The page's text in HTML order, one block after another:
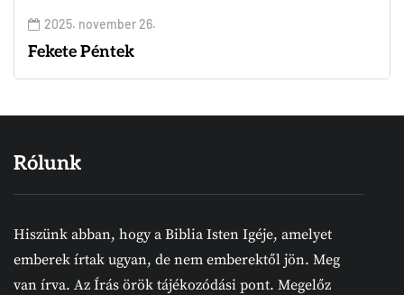
2025. november 26.
Fekete Péntek
Rólunk
Hiszünk abban, hogy a Biblia Isten Igéje, amelyet
emberek írtak ugyan, de nem emberektől jön. Meg
van írva. Az Írás örök tájékozódási pont. Megelőz